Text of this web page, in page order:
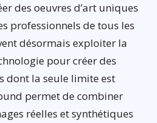
des oeuvres d’art uniques
professionnels de tous les
désormais exploiter la
pour créer des
dont la seule limite est
permet de combiner
réelles et synthétiques